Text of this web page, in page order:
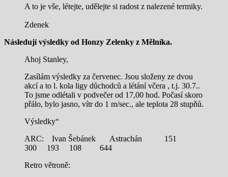
A to je vše, létejte, udělejte si radost z nalezené termiky.
Zdenek
Následují výsledky od Honzy Zelenky z Mělníka.
Ahoj Stanley,
Zasílám výsledky za červenec. Jsou složeny ze dvou
akcí a to l. kola ligy důchodců a létání včera , t.j. 30.7..
To jsme odlétali v podvečer od 17,00 hod. Počasí skoro
přálo, bylo jasno, vítr do 1 m/sec., ale teplota 28 stupňů.
Výsledky“
ARC: Ivan Šebánek Astrachán 151
300 193 108 644
Retro větroně: